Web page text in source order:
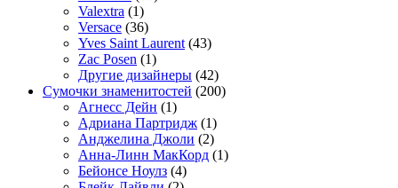
Valextra (1)
Versace (36)
Yves Saint Laurent (43)
Zac Posen (1)
Другие дизайнеры (42)
Сумочки знаменитостей (200)
Агнесс Дейн (1)
Адриана Партридж (1)
Анджелина Джоли (2)
Анна-Линн МакКорд (1)
Бейонсе Ноулз (4)